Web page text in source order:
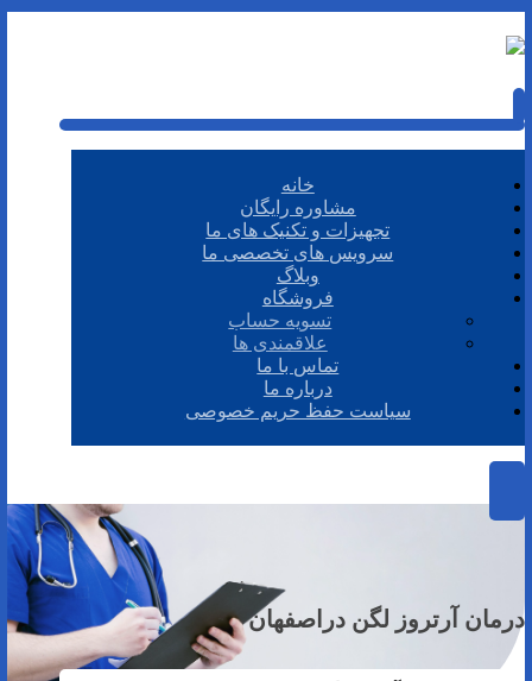
خانه
مشاوره رایگان
تجهیزات و تکنیک های ما
سرویس های تخصصی ما
وبلاگ
فروشگاه
تسویه حساب
علاقمندی ها
تماس با ما
درباره ما
سیاست حفظ حریم خصوصی
درمان آرتروز لگن دراصفهان